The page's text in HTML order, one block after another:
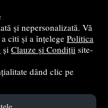
și nepersonalizată. Vă
citi și a înțelege Politica
și Clauze și Condiții site-
dând clic pe
roz, rosu, 4mm,
GR-DS040 / 170-